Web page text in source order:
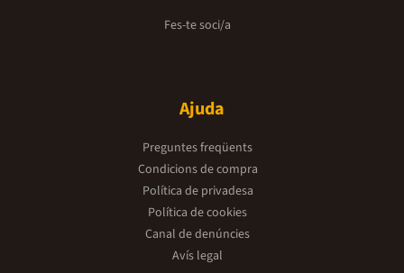
Fes-te soci/a
Ajuda
Preguntes freqüents
Condicions de compra
Política de privadesa
Política de cookies
Canal de denúncies
Avís legal